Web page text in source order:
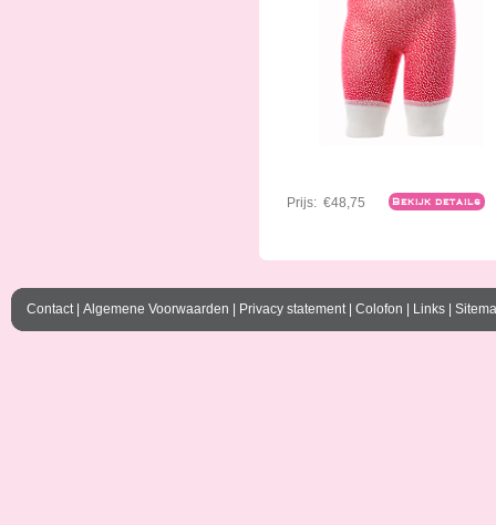
Prijs: €48,75 Bekijk details
Contact| Algemene Voorwaarden Privacy statement| Colofon Links